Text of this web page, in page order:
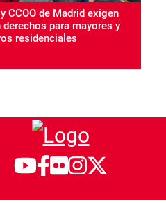
CCOO de Madrid exigen
para mayores y
residenciales